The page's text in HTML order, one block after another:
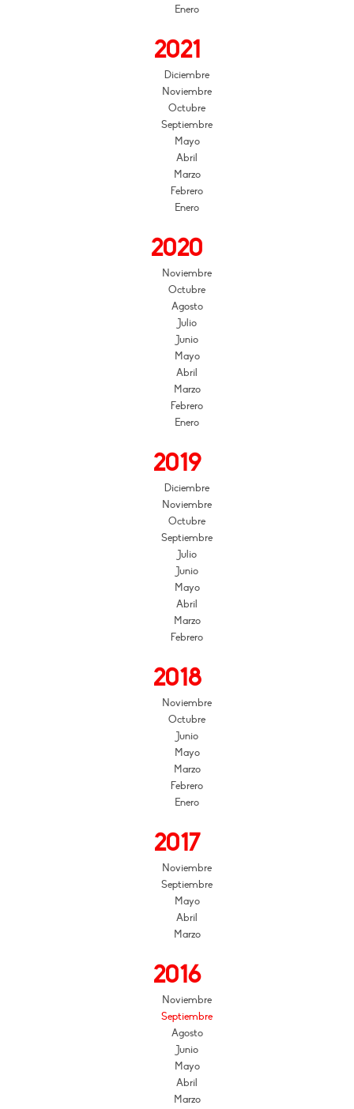
Enero
2021
Diciembre
Noviembre
Octubre
Septiembre
Mayo
Abril
Marzo
Febrero
Enero
2020
Noviembre
Octubre
Agosto
Julio
Junio
Mayo
Abril
Marzo
Febrero
Enero
2019
Diciembre
Noviembre
Octubre
Septiembre
Julio
Junio
Mayo
Abril
Marzo
Febrero
2018
Noviembre
Octubre
Junio
Mayo
Marzo
Febrero
Enero
2017
Noviembre
Septiembre
Mayo
Abril
Marzo
2016
Noviembre
Septiembre
Agosto
Junio
Mayo
Abril
Marzo